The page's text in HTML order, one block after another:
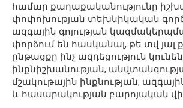
համար քաղաքականությունը
փոփոխության տեխնիկական
ազգային գոյության
փորձում են հասկանալ, թե տվ
ընթացքը ինչ ազդեցություն
ինքնիշխանության,
մշակութային ինքնության,
և հասարակության բարոյական